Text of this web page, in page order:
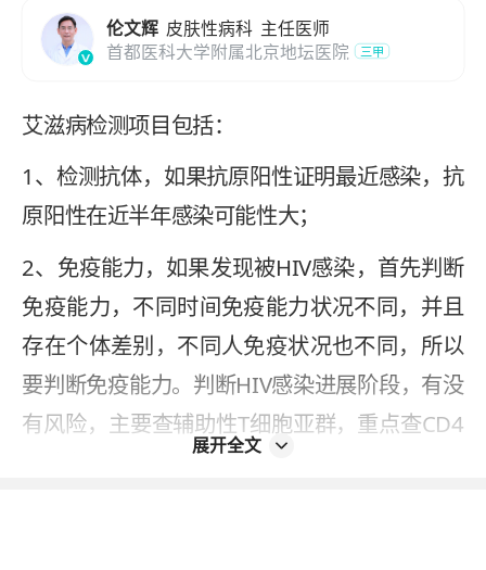
伦文辉 皮肤性病科 主任医师
首都医科大学附属北京地坛医院
三甲
艾滋病检测项目包括：
1、检测抗体，如果抗原阳性证明最近感染，抗
原阳性在近半年感染可能性大；
2、免疫能力，如果发现被HIV感染，首先判断
免疫能力，不同时间免疫能力状况不同，并且
存在个体差别，不同人免疫状况也不同，所以
要判断免疫能力。判断HIV感染进展阶段，有没
有风险，主要查辅助性T细胞亚群，重点查CD4
阳性淋巴细胞的计数；
展开全文